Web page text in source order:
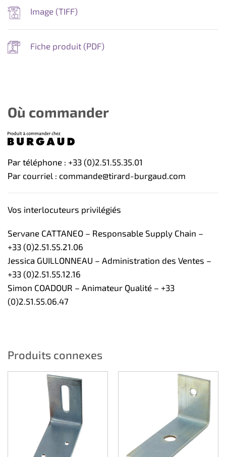
Image (TIFF)
Fiche produit (PDF)
Où commander
Par téléphone : +33 (0)2.51.55.35.01
Par courriel : commande@tirard-burgaud.com
Vos interlocuteurs privilégiés
Servane CATTANEO – Responsable Supply Chain –
+33 (0)2.51.55.21.06
Jessica GUILLONNEAU – Administration des Ventes –
+33 (0)2.51.55.12.16
Simon COADOUR – Animateur Qualité – +33
(0)2.51.55.06.47
Produits connexes